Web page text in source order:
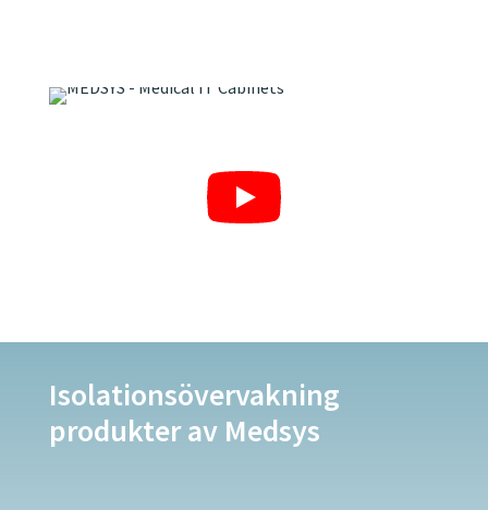
Isolationsövervakning
produkter av Medsys